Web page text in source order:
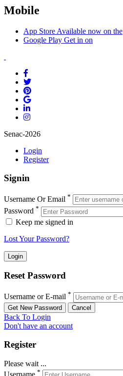
Mobile
App Store Available now on the
Google Play Get in on
Senac-2026
Login
Register
Signin
Username Or Email *
Password *
Keep me signed in
Lost Your Password?
Reset Password
Username or E-mail *
Back To Login
Don't have an account
Register
Please wait ...
*